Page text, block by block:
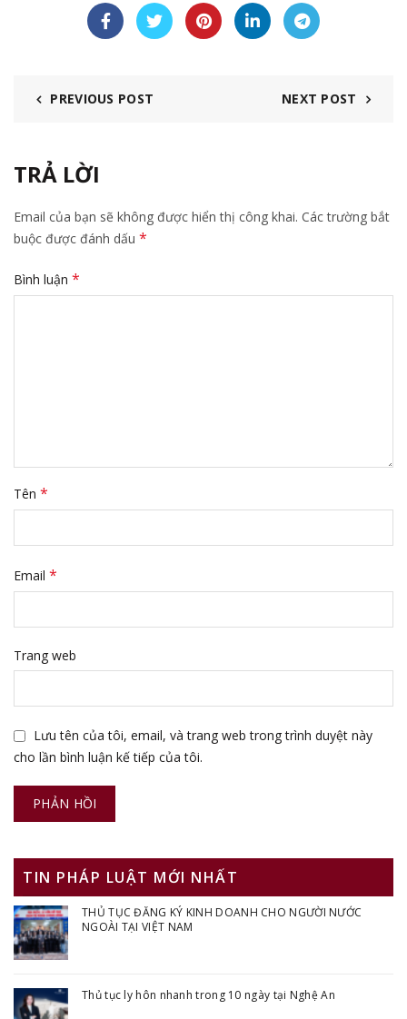
PREVIOUS POST NEXT POST
TRẢ LỜI
Email của bạn sẽ không được hiển thị công khai. Các trường bắt
buộc được đánh dấu *
Bình luận *
Tên *
Email *
Trang web
Lưu tên của tôi, email, và trang web trong trình duyệt này
cho lần bình luận kế tiếp của tôi.
TIN PHÁP LUẬT MỚI NHẤT
THỦ TỤC ĐĂNG KÝ KINH DOANH CHO NGƯỜI NƯỚC
NGOÀI TẠI VIỆT NAM
Thủ tục ly hôn nhanh trong 10 ngày tại Nghệ An